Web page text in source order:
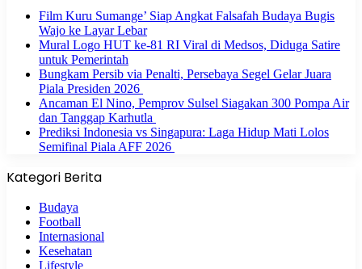
Film Kuru Sumange’ Siap Angkat Falsafah Budaya Bugis
Wajo ke Layar Lebar
Mural Logo HUT ke-81 RI Viral di Medsos, Diduga Satire
untuk Pemerintah
Bungkam Persib via Penalti, Persebaya Segel Gelar Juara
Piala Presiden 2026
Ancaman El Nino, Pemprov Sulsel Siagakan 300 Pompa Air
dan Tanggap Karhutla
Prediksi Indonesia vs Singapura: Laga Hidup Mati Lolos
Semifinal Piala AFF 2026
Kategori Berita
Budaya
Football
Internasional
Kesehatan
Lifestyle